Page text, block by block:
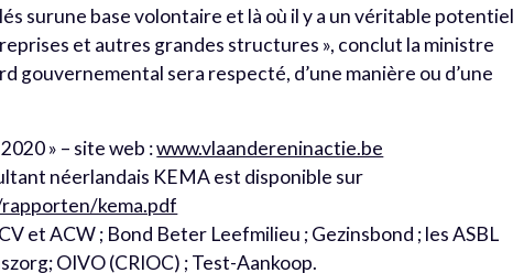
surune base volontaire et là où il y a un véritable potentiel
et autres grandes structures », conclut la ministre
gouvernemental sera respecté, d’une manière ou d’une
» – site web :www.vlaandereninactie.be
néerlandais KEMA est disponible sur
kema.pdf
et ACW ; Bond Beter Leefmilieu ; Gezinsbond ; les ASBL
OIVO (CRIOC) ; Test-Aankoop.